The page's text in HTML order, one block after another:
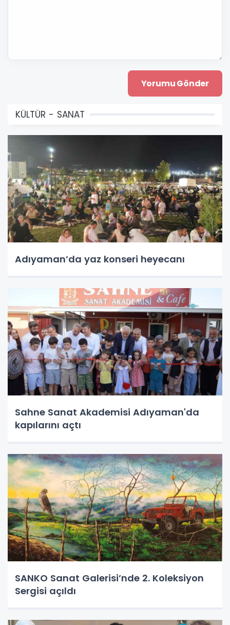
KÜLTÜR - SANAT
Adıyaman’da yaz konseri heyecanı
Sahne Sanat Akademisi Adıyaman'da
kapılarını açtı
SANKO Sanat Galerisi’nde 2. Koleksiyon
Sergisi açıldı